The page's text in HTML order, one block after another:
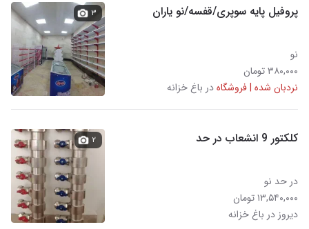
پروفیل پایه سوپری/قفسه/نو یاران
نو
۳۸۰,۰۰۰ تومان
نردبان شده | فروشگاهدر باغ خزانه
۳
کلکتور 9 انشعاب در حد
در حد نو
۱۳,۵۴۰,۰۰۰ تومان
دیروز در باغ خزانه
۲